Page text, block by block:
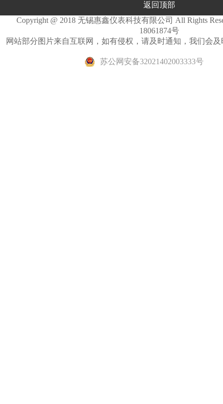
返回顶部
Copyright @ 2018 无锡惠鑫仪表科技有限公司 All Rights
18061874号
网站部分图片来自互联网，如有侵权，请及时通知，我们会
苏公网安备32021402003333号